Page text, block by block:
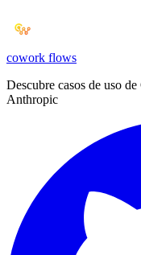
cowork flows
Descubre casos de uso
Anthropic